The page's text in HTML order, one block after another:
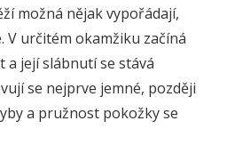
možná nějak vypořádají,
V určitém okamžiku začíná
a její slábnutí se stává
se nejprve jemné, později
a pružnost pokožky se